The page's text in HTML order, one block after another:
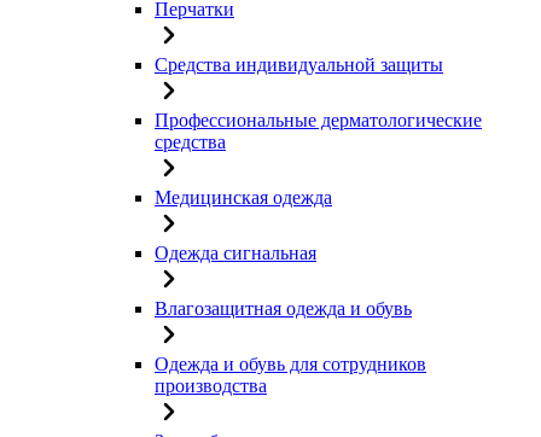
Перчатки
Средства индивидуальной защиты
Профессиональные дерматологические
средства
Медицинская одежда
Одежда сигнальная
Влагозащитная одежда и обувь
Одежда и обувь для сотрудников
производства